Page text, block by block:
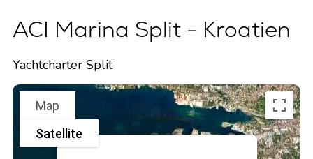
ACI Marina Split - Kroatien
Yachtcharter Split
Map
Satellite